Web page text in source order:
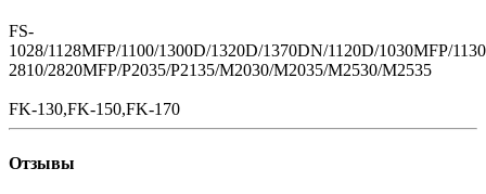
FS-
1028/1128MFP/1100/1300D/1320D/1370DN/1120D/1030MFP/
2810/2820MFP/P2035/P2135/M2030/M2035/M2530/M2535
FK-130,FK-150,FK-170
Отзывы